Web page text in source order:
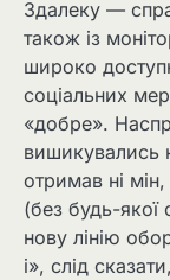
Здалеку —
також із
широко
соціальних
«добре».
вишикувались
отримав ні мін,
(без будь-якої
нову лінію
i», слід